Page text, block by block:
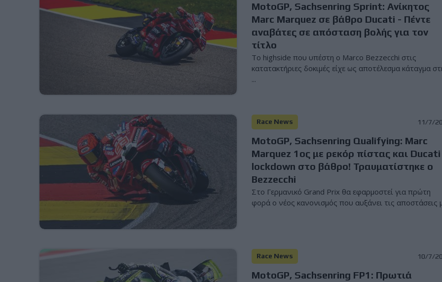
MotoGP, Sachsenring Sprint: Ανίκητος
Marc Marquez σε βάθρο Ducati - Πέντε
αναβάτες σε απόσταση βολής για τον
τίτλο
Το highside που υπέστη ο Marco Bezzecchi στις
κατατακτήριες δοκιμές είχε ως αποτέλεσμα κάταγμα
...
Race News 11/7/
MotoGP, Sachsenring Qualifying: Marc
Marquez 1ος με ρεκόρ πίστας και Ducati
lockdown στο βάθρο! Τραυματίστηκε ο
Bezzecchi
Στο Γερμανικό Grand Prix θα εφαρμοστεί για πρώτη
φορά ο νέος κανονισμός που αυξάνει τις αποστάσεις
Race News 10/7/
MotoGP, Sachsenring FP1: Πρωτιά